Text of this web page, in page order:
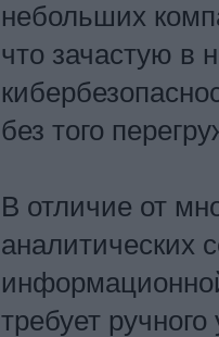
небольших
что зачастую в
без того
В отличие от
аналитических
требует